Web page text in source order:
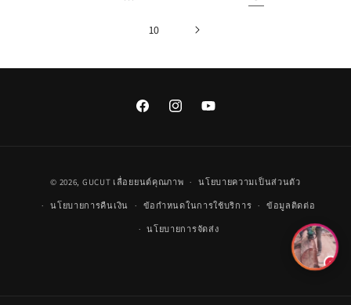
10
FacebookInstagramYouTube
การ
ชำระ
เงิน
© 2026, GUCUT เลื่อยยนต์คุณภาพ นโยบายความเป็นส่วนตัว
นโยบายการคืนเงิน ข้อกำหนดในการใช้บริการ ข้อมูลติดต่อ
นโยบายการจัดส่ง